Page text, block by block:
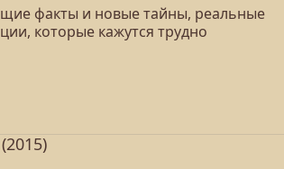
факты и новые тайны, реальные
которые кажутся трудно